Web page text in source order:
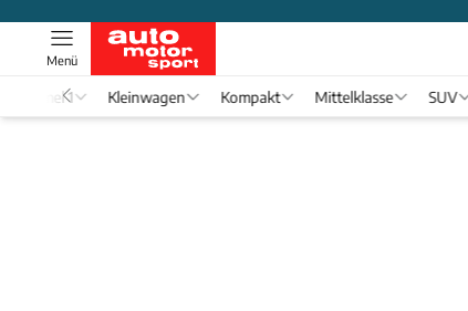
Menü
Formel 1 Kleinwagen Kompakt Mittelklasse SUV